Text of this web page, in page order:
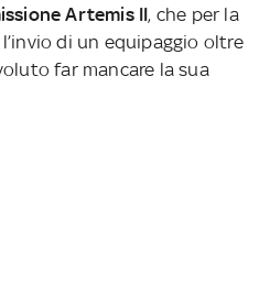
Artemis II, che per la
di un equipaggio oltre
far mancare la sua